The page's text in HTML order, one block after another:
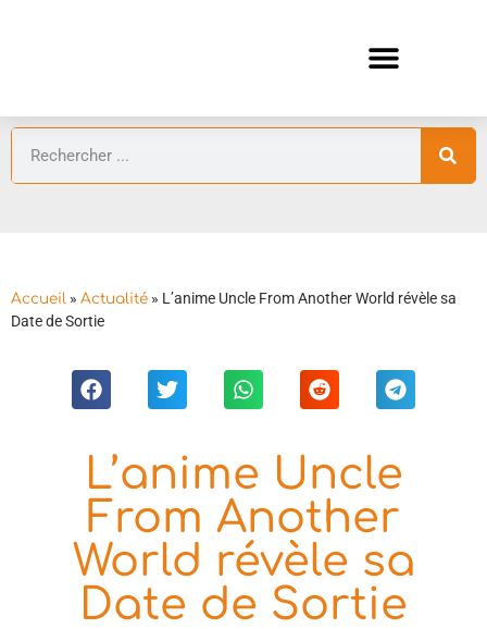
Accueil » Actualité » L’anime Uncle From Another World révèle sa
Date de Sortie
L’anime Uncle
From Another
World révèle sa
Date de Sortie